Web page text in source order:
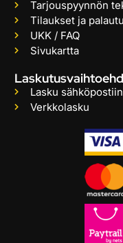
Tarjouspyynnön
Tilaukset ja
UKK / FAQ
Sivukartta
Lasku sähköpostiin
Verkkolasku